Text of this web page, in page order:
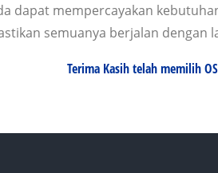
dapat mempercayakan
semuanya berjalan dengan
Terima Kasih telah memilih